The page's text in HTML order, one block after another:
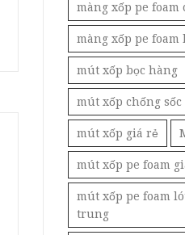
màng xốp pe foam
màng xốp pe foam
mút xốp bọc hàng
mút xốp chống sốc
mút xốp giá rẻ
mút xốp pe foam
mút xốp pe foam
trung